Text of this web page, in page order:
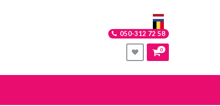
050-312 72 58
0